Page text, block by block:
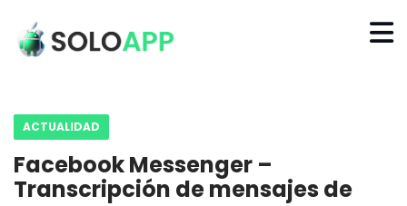
ACTUALIDAD
Facebook Messenger –
Transcripción de mensajes de